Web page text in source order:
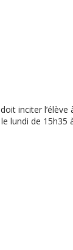
inciter
lundi de 15h35